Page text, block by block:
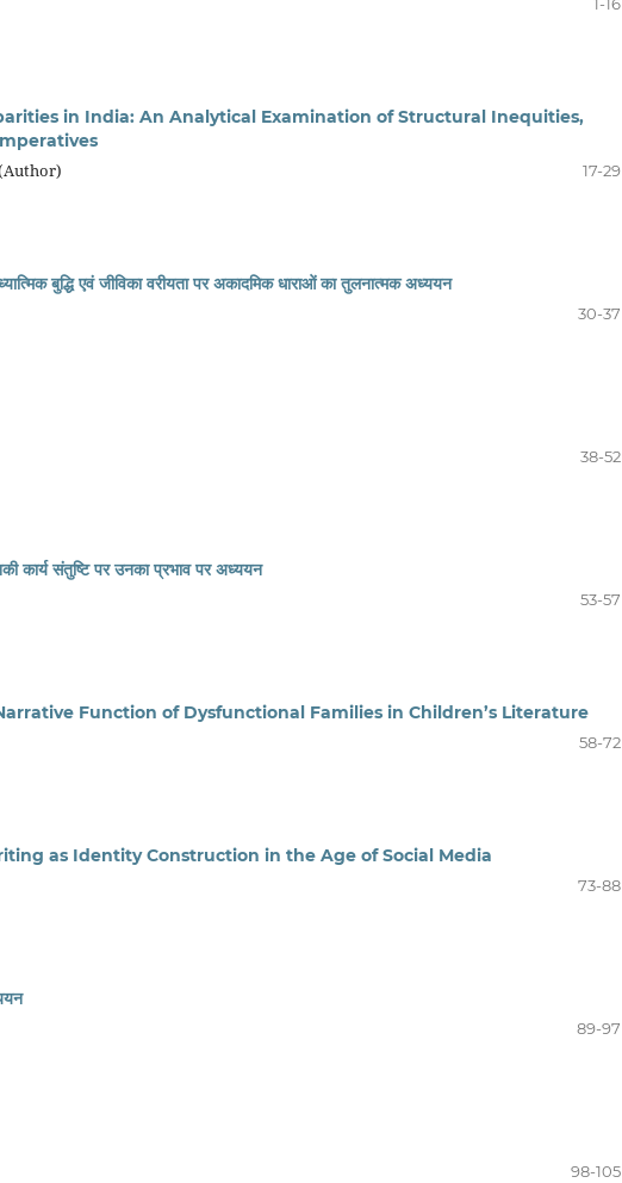
in India: An Analytical Examination of Structural Inequities,
17-29
बुद्धि एवं जीविका वरीयता पर अकादमिक धाराओं का तुलनात्मक अध्ययन
30-37
38-52
कार्य संतुष्टि पर उनका प्रभाव पर अध्ययन
53-57
Function of Dysfunctional Families in Children’s Literature
58-72
as Identity Construction in the Age of Social Media
73-88
89-97
98-105